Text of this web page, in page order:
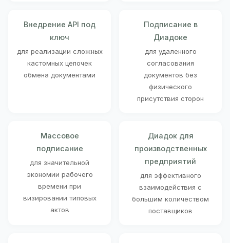
Внедрение API под
ключ
для реализации сложных
кастомных цепочек
обмена документами
Подписание в
Диадоке
для удаленного
согласования
документов без
физического
присутствия сторон
Массовое
подписание
для значительной
экономии рабочего
времени при
визировании типовых
актов
Диадок для
производственных
предприятий
для эффективного
взаимодействия с
большим количеством
поставщиков